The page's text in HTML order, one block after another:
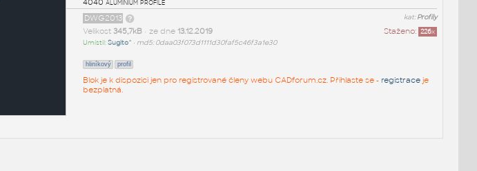
kat:Profily
DWG2013
Staženo: 226x
Velikost 345,7kB• ze dne 13.12.2019
Umístil:Sugito^ • md5: 0daa03f073d1111d30faf5c46f3a1e30
hliníkový profil
Blok je k dispozici jen pro registrované členy webu CADforum.cz. Přihlaste se - registraceje
bezplatná.